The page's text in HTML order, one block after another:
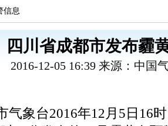
信息
四川省成都市发布霾
2016-12-05 16:39 来源：中国
气象台2016年12月5日16